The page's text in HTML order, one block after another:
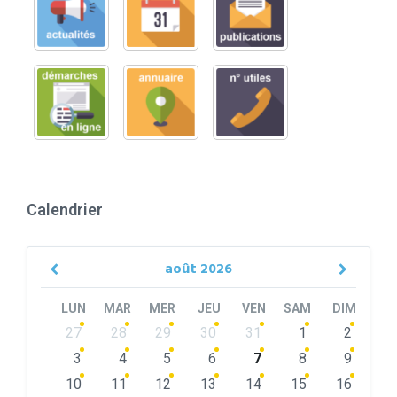
Calendrier
août 2026
Previous
LUN MAR MER JEU VEN SAM DIM
Skip
calendar
27 28 29 30 31 1
2
3
4 5 6 7 8
9
10
11 12 13 14 15
16